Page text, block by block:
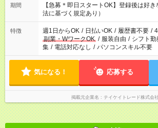
あなたの希望を教えてください！
期間
【急募＊即日スタートOK】登録後は好
法に基づく規定あり）
特徴 週1日からOK / 日払いOK / 履歴書不要 /
副業・WワークOK / 服装自由 / シフト勤
集 / 電話対応なし / パソコンスキル不要
気になる！ 応募する
掲載元企業名 テイケイトレード株式会社